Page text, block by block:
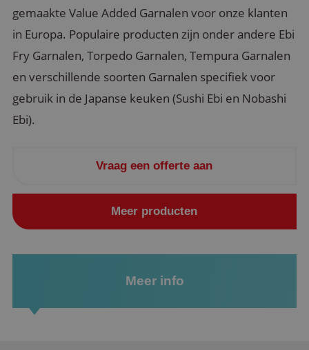
gemaakte Value Added Garnalen voor onze klanten
in Europa. Populaire producten zijn onder andere Ebi
Fry Garnalen, Torpedo Garnalen, Tempura Garnalen
en verschillende soorten Garnalen specifiek voor
gebruik in de Japanse keuken (Sushi Ebi en Nobashi
Ebi).
Vraag een offerte aan
Meer producten
Meer info